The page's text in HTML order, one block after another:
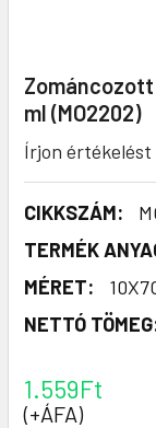
Zománcozott
ml (MO2202)
Írjon értékelést
CIKKSZÁM:
TERMÉK
MÉRET:
NETTÓ
1.559Ft
(+ÁFA)